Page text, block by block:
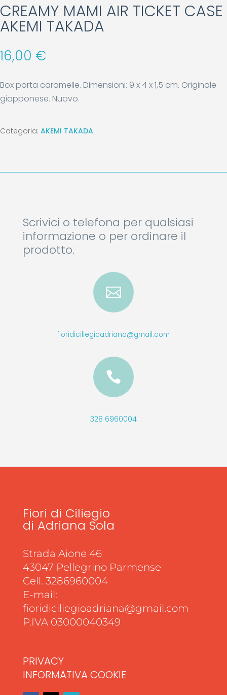
CREAMY MAMI AIR TICKET CASE
AKEMI TAKADA
16,00 €
Box porta caramelle. Dimensioni: 9 x 4 x 1,5 cm. Originale
giapponese. Nuovo.
Categoria: AKEMI TAKADA
Scrivici o telefona per qualsiasi
informazione o per ordinare il
prodotto.

fioridiciliegioadriana@gmail.com

328 6960004
Fiori di Ciliegio
di Adriana Sola
Strada Aione 46
43047 Pellegrino Parmense
Cell. 3286960004
E-mail:
fioridiciliegioadriana@gmail.com
P.IVA 03000040349
PRIVACY
INFORMATIVA COOKIE